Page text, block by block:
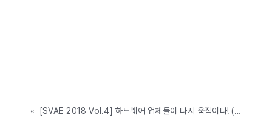
«
[SVAE 2018 Vol.4] 하드웨어 업체들이 다시 움직이다! (04.19~22, COEX)